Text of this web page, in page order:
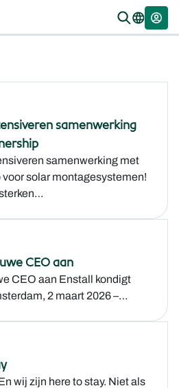
samenwerking
samenwerking met
solar montagesystemen!
CEO aan
CEO aan Enstall kondigt
2 maart 2026 –…
wij zijn here to stay. Niet als